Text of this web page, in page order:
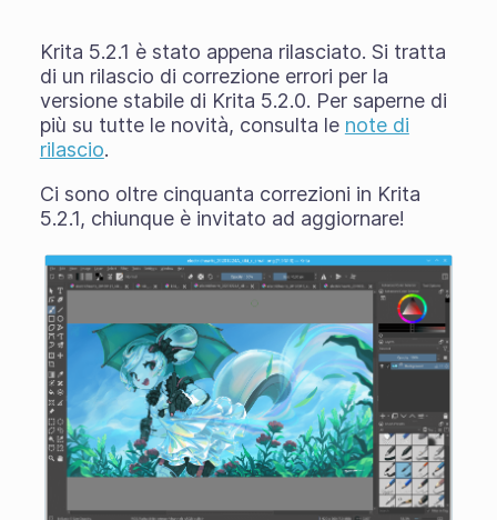
Krita 5.2.1 è stato appena rilasciato. Si tratta
di un rilascio di correzione errori per la
versione stabile di Krita 5.2.0. Per saperne di
più su tutte le novità, consulta le note di
rilascio.
Ci sono oltre cinquanta correzioni in Krita
5.2.1, chiunque è invitato ad aggiornare!